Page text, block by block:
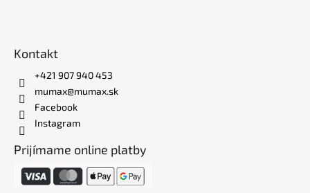
Kontakt
+421 907 940 453
mumax@mumax.sk
Facebook
Instagram
Prijímame online platby